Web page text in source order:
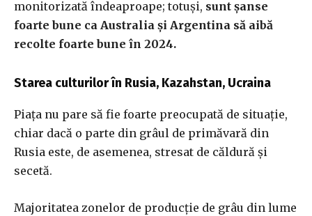
monitorizată îndeaproape; totuși, sunt șanse
foarte bune ca Australia și Argentina să aibă
recolte foarte bune în 2024.
Starea culturilor în Rusia, Kazahstan, Ucraina
Piața nu pare să fie foarte preocupată de situație,
chiar dacă o parte din grâul de primăvară din
Rusia este, de asemenea, stresat de căldură și
secetă.
Majoritatea zonelor de producție de grâu din lume